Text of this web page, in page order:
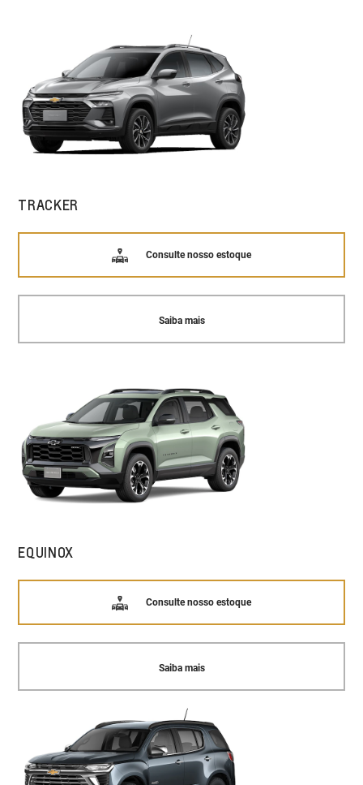
TRACKER
Consulte nosso estoque
Saiba mais
EQUINOX
Consulte nosso estoque
Saiba mais